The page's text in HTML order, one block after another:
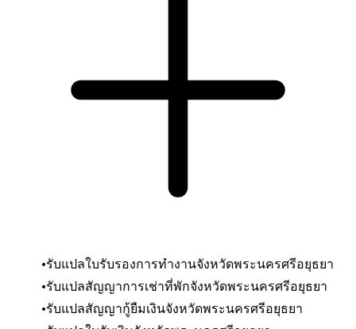
รับแปลใบรับรองการทำงานจังหวัดพระนครศรีอยุธยา
รับแปลสัญญาการเช่าที่พักจังหวัดพระนครศรีอยุธยา
รับแปลสัญญากู้ยืมเงินจังหวัดพระนครศรีอยุธยา